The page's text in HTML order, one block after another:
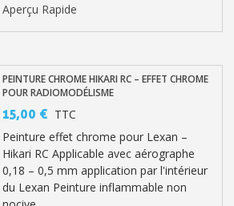
Aperçu Rapide
PEINTURE CHROME HIKARI RC – EFFET CHROME
POUR RADIOMODÉLISME
15,00 € TTC
Peinture effet chrome pour Lexan –
Hikari RC Applicable avec aérographe
0,18 – 0,5 mm application par l'intérieur
du Lexan Peinture inflammable non